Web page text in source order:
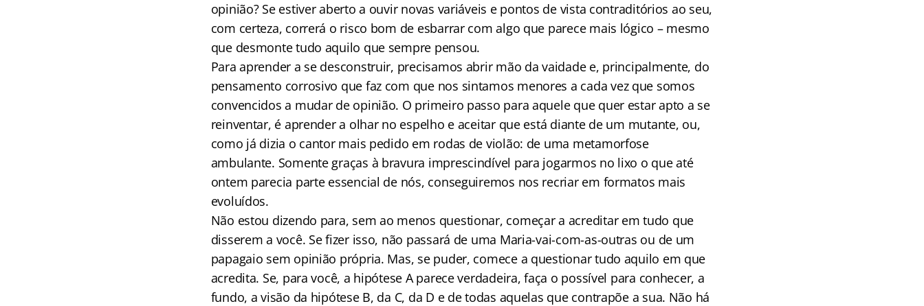
opinião? Se estiver aberto a ouvir novas variáveis e pontos de vista contraditórios ao seu,
com certeza, correrá o risco bom de esbarrar com algo que parece mais lógico – mesmo
que desmonte tudo aquilo que sempre pensou.
Para aprender a se desconstruir, precisamos abrir mão da vaidade e, principalmente, do
pensamento corrosivo que faz com que nos sintamos menores a cada vez que somos
convencidos a mudar de opinião. O primeiro passo para aquele que quer estar apto a se
reinventar, é aprender a olhar no espelho e aceitar que está diante de um mutante, ou,
como já dizia o cantor mais pedido em rodas de violão: de uma metamorfose
ambulante. Somente graças à bravura imprescindível para jogarmos no lixo o que até
ontem parecia parte essencial de nós, conseguiremos nos recriar em formatos mais
evoluídos.
Não estou dizendo para, sem ao menos questionar, começar a acreditar em tudo que
disserem a você. Se fizer isso, não passará de uma Maria-vai-com-as-outras ou de um
papagaio sem opinião própria. Mas, se puder, comece a questionar tudo aquilo em que
acredita. Se, para você, a hipótese A parece verdadeira, faça o possível para conhecer, a
fundo, a visão da hipótese B, da C, da D e de todas aquelas que contrapõe a sua. Não há